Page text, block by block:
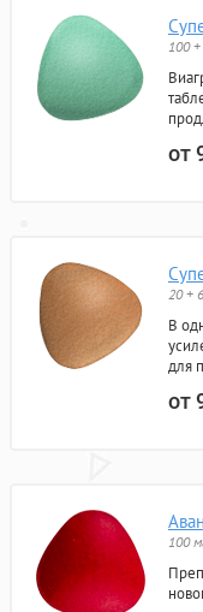
100
от
20 +
В
для
от
100